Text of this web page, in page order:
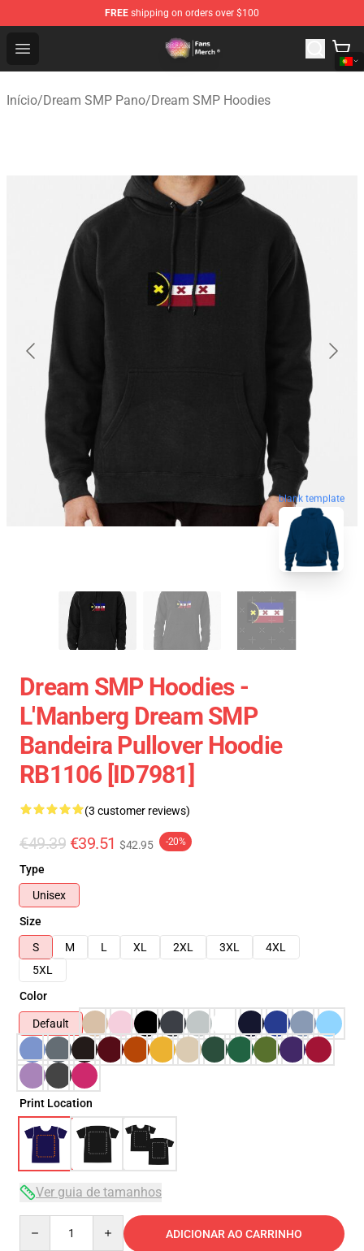
FREE shipping on orders over $100
Open menu
Dream SMP Store - Official Dream SMP Merchandise
Início/Dream SMP Pano/Dream SMP Hoodies
blank template
Dream SMP Hoodies -
L'Manberg Dream SMP
Bandeira Pullover Hoodie
RB1106 [ID7981]
(3 customer reviews)
€49.39 €39.51 $42.95 -20%
Type
Unisex
Size
S
M L XL 2XL 3XL
4XL
5XL
Color
Default
Print Location
Ver guia de tamanhos
ADICIONAR AO CARRINHO